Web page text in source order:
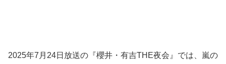
2025年7月24日放送の『櫻井・有吉THE夜会』では、嵐の